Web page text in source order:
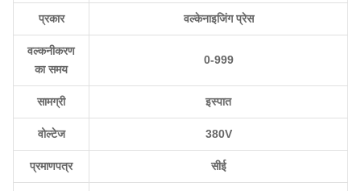
प्रकार वल्केनाइजिंग प्रेस
वल्कनीकरण
का समय
0-999
सामग्री इस्पात
वोल्टेज 380V
प्रमाणपत्र सीई